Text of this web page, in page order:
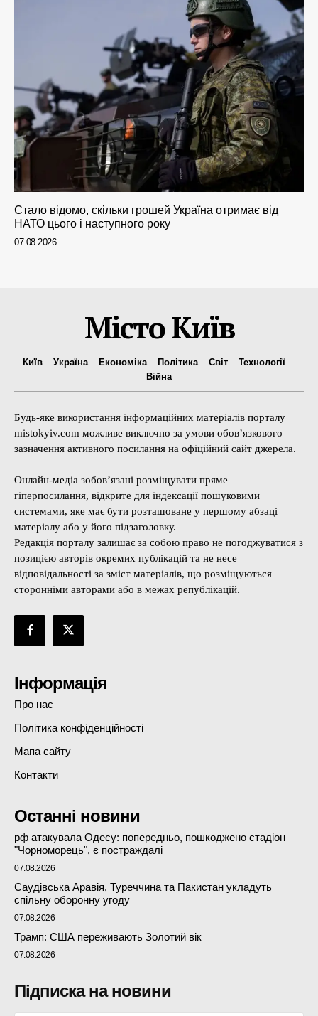
Стало відомо, скільки грошей Україна отримає від
НАТО цього і наступного року
07.08.2026
Місто Київ
Київ Україна Економіка Політика Світ
Технології
Війна
Будь-яке використання інформаційних матеріалів порталу
mistokyiv.com можливе виключно за умови обов’язкового
зазначення активного посилання на офіційний сайт джерела.
Онлайн-медіа зобов’язані розміщувати пряме
гіперпосилання, відкрите для індексації пошуковими
системами, яке має бути розташоване у першому абзаці
матеріалу або у його підзаголовку.
Редакція порталу залишає за собою право не погоджуватися з
позицією авторів окремих публікацій та не несе
відповідальності за зміст матеріалів, що розміщуються
сторонніми авторами або в межах републікацій.
Інформація
Про нас
Політика конфіденційності
Мапа сайту
Контакти
Останні новини
рф атакувала Одесу: попередньо, пошкоджено стадіон
"Чорноморець", є постраждалі
07.08.2026
Саудівська Аравія, Туреччина та Пакистан укладуть
спільну оборонну угоду
07.08.2026
Трамп: США переживають Золотий вік
07.08.2026
Підписка на новини